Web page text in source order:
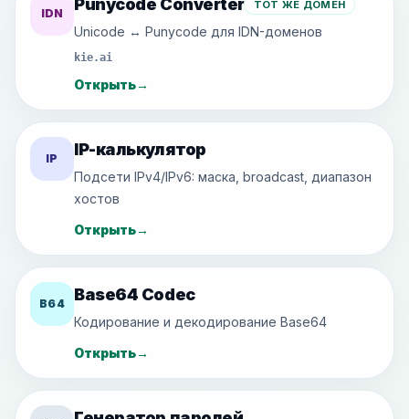
IDN Punycode Converter ТОТ ЖЕ ДОМЕН
Unicode ↔ Punycode для IDN-доменов
kie.ai
Открыть→
IP IP-калькулятор
Подсети IPv4/IPv6: маска, broadcast, диапазон
хостов
Открыть→
B64 Base64 Codec
Кодирование и декодирование Base64
Открыть→